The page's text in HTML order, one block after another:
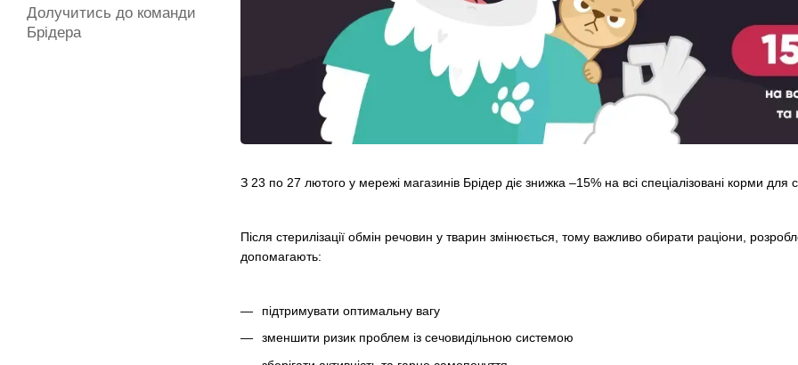
З 23 по 27 лютого у мережі магазинів Брідер діє знижка –15% на всі спеціалізовані корми для
Після стерилізації обмін речовин у тварин змінюється, тому важливо обирати раціони,
допомагають:
підтримувати оптимальну вагу
зменшити ризик проблем із сечовидільною системою
Долучитись до команди
Брідера